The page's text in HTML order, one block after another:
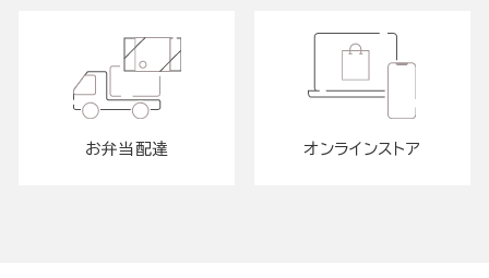
お弁当配達 オンラインストア